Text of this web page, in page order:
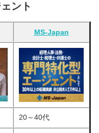
ント
MS-Japan
20～40代